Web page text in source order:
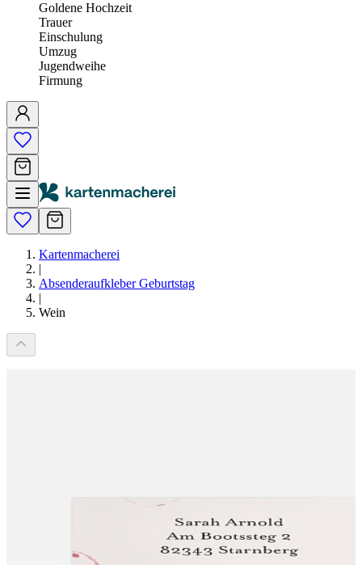
Goldene Hochzeit
Trauer
Einschulung
Umzug
Jugendweihe
Firmung
Kartenmacherei
|
Absenderaufkleber Geburtstag
|
Wein